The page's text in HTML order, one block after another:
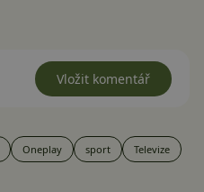
Vložit komentář
Oneplay sport Televize